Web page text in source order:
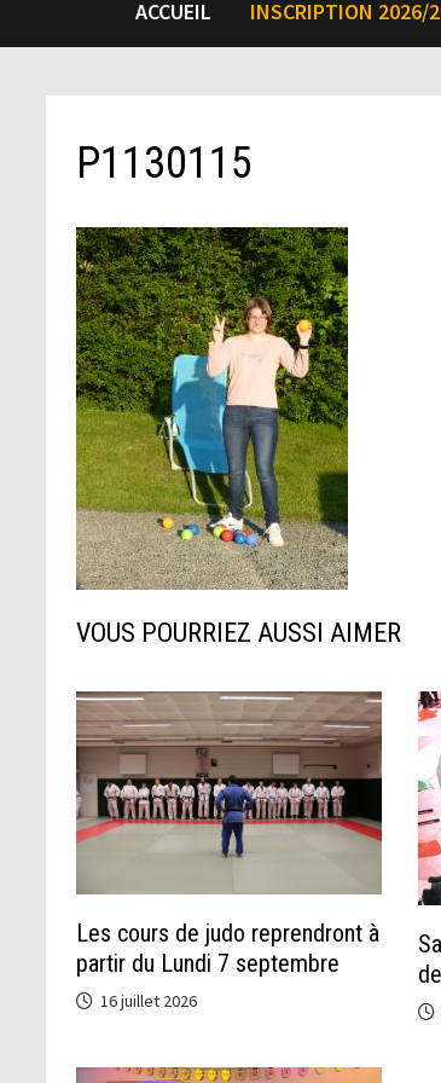
ACCUEIL INSCRIPTION 2026/
P1130115
VOUS POURRIEZ AUSSI AIMER
Les cours de judo reprendront à
partir du Lundi 7 septembre
16 juillet 2026